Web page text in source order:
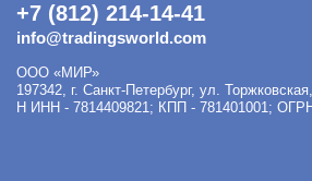
+7 (812) 214-14-41
info@tradingsworld.com
ООО «МИР»
197342, г. Санкт-Петербург, ул.
Н ИНН - 7814409821; КПП - 781401001;